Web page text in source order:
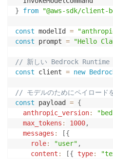
}
from "@aws-sdk/client-
const modelId =
const prompt = "Hello
// 新しい Bedrock Runtime
const client = new
// モデルのためにペイロード
const payload = {
anthropic_version:
max_tokens : 1000,
messages : [{
role: "user" ,
content : [{ type: